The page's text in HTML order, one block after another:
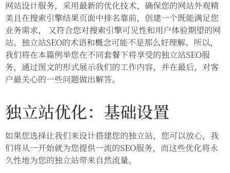
网站设计服务，采用最新的优化技术，确保您的网站外观精
美且在搜索引擎结果页面中排名靠前，创建一个既能满足您
业务需求， 又符合您对搜索引擎可见性和用户体验期望的网
站。独立站SEO的术语和概念可能不是那么好理解。所以，
我们将在本篇例举您在不同套餐下将享受的独立站SEO服
务，通过图文的形式展示我们的工作内容，并在最后，对客
户最关心的一些问题做出解答。
独立站优化：基础设置
如果您选择让我们来设计搭建您的独立站，您可以放心，我
们将从一开始就为您提供一流的SEO服务，而这些优化将永
久性地为您的独立站带来自然流量。